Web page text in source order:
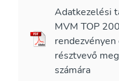
Adatkezelési
MVM TOP 200
résztvevő
számára